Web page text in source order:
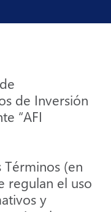
de Inversión
“AFI
Términos (en
regulan el uso
y